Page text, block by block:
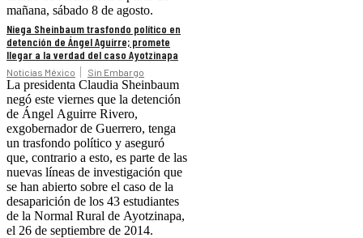
mañana, sábado 8 de agosto.
Niega Sheinbaum trasfondo político en
detención de Ángel Aguirre; promete
llegar a la verdad del caso Ayotzinapa
Noticias México Sin Embargo
La presidenta Claudia Sheinbaum
negó este viernes que la detención
de Ángel Aguirre Rivero,
exgobernador de Guerrero, tenga
un trasfondo político y aseguró
que, contrario a esto, es parte de las
nuevas líneas de investigación que
se han abierto sobre el caso de la
desaparición de los 43 estudiantes
de la Normal Rural de Ayotzinapa,
el 26 de septiembre de 2014.